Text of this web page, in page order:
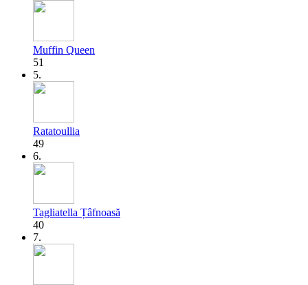
Muffin Queen
51
5.
Ratatoullia
49
6.
Tagliatella Țâfnoasă
40
7.